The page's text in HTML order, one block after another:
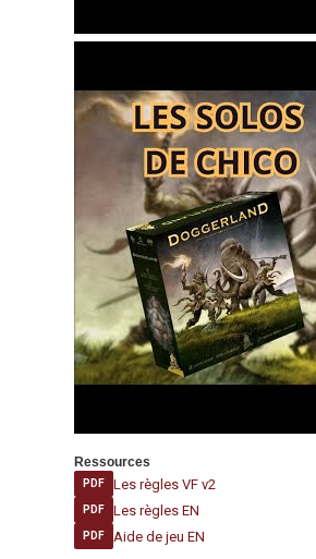
Ressources
PDF Les règles VF v2
PDF Les règles EN
PDF Aide de jeu EN